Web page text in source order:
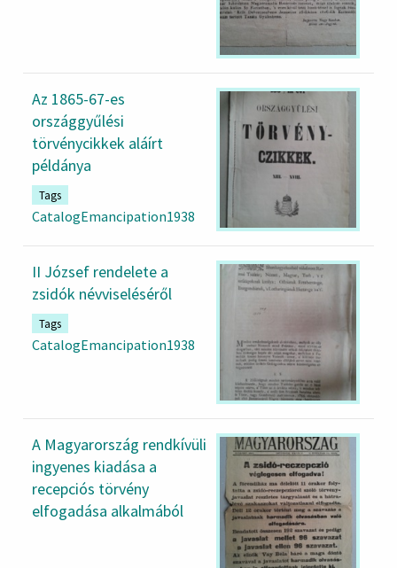
Az 1865-67-es
országgyűlési
törvénycikkek aláírt
példánya
Tags
CatalogEmancipation1938
II József rendelete a
zsidók névviseléséről
Tags
CatalogEmancipation1938
A Magyarország rendkívüli
ingyenes kiadása a
recepciós törvény
elfogadása alkalmából